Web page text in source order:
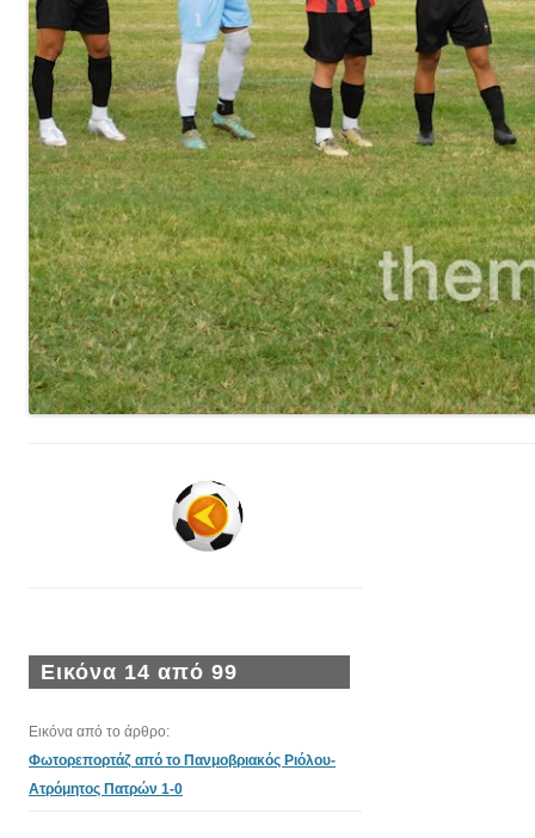
Εικόνα 14 από 99
Εικόνα από το άρθρο:
Φωτορεπορτάζ από το Πανμοβριακός Ριόλου-
Ατρόμητος Πατρών 1-0